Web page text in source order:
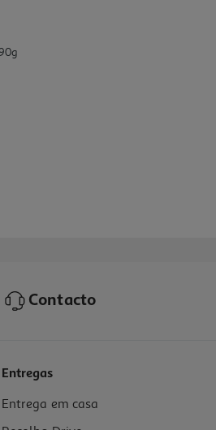
Contacto
Entregas
Entrega em casa